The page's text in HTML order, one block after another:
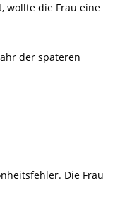
wollte die Frau eine
der späteren
Die Frau